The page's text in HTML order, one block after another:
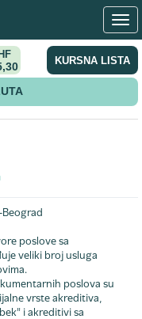
KURSNA LISTA
poslove sa
veliki broj usluga
poslova su
vrste akreditiva,
i akreditivi sa